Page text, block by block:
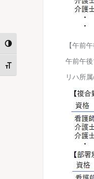
Toggle High Contrast
Toggle Font size
【午前
午前午
リハ所